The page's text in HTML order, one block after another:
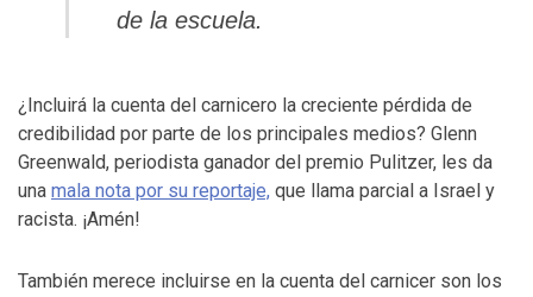
de la escuela.
¿Incluirá la cuenta del carnicero la creciente pérdida de
credibilidad por parte de los principales medios? Glenn
Greenwald, periodista ganador del premio Pulitzer, les da
una mala nota por su reportaje, que llama parcial a Israel y
racista. ¡Amén!
También merece incluirse en la cuenta del carnicer son los